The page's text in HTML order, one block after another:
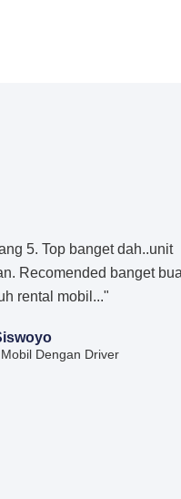
5. Top banget dah..unit
Recomended banget
rental mobil..."
Dengan Driver